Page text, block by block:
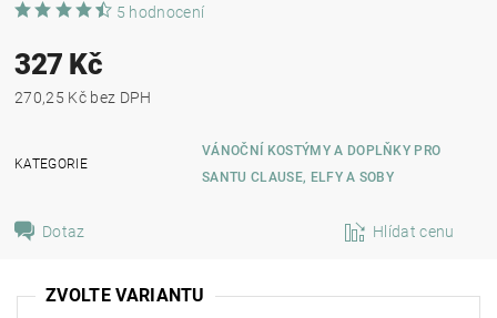
5 hodnocení
327 Kč
270,25 Kč bez DPH
KATEGORIE
VÁNOČNÍ KOSTÝMY A DOPLŇKY PRO
SANTU CLAUSE, ELFY A SOBY
Dotaz Hlídat cenu
ZVOLTE VARIANTU